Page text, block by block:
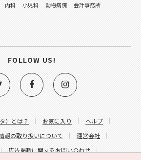
）とは？ お気に入り
ヘルプ
報の取り扱いについて
運営会社
広告掲載に関するお問い合わせ
内科 小児科 動物病院
会計事務所
FOLLOW US!